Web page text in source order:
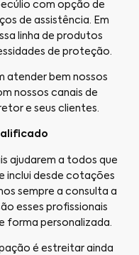
com opção de
de assistência. Em
linha de produtos
de proteção.
atender bem nossos
nossos canais de
e seus clientes.
ajudarem a todos que
inclui desde cotações
sempre a consulta a
esses profissionais
forma personalizada.
é estreitar ainda